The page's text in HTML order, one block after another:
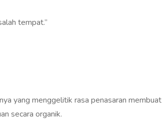
tempat.”
yang menggelitik rasa penasaran membuat
secara organik.